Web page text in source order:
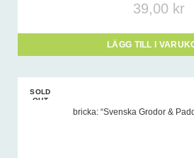
39,00 kr
LÄGG TILL I
SOLD
OUT
bricka: “Svenska Grodor &